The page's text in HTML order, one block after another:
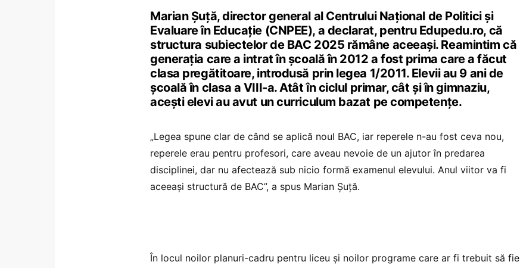
Marian Șuță, director general al Centrului Național de Politici și
Evaluare în Educație (CNPEE), a declarat, pentru Edupedu.ro, că
structura subiectelor de BAC 2025 rămâne aceeași. Reamintim că
generația care a intrat în școală în 2012 a fost prima care a făcut
clasa pregătitoare, introdusă prin legea 1/2011. Elevii au 9 ani de
școală în clasa a VIII-a. Atât în ciclul primar, cât și în gimnaziu,
acești elevi au avut un curriculum bazat pe competențe.
„Legea spune clar de când se aplică noul BAC, iar reperele n-au fost ceva nou,
reperele erau pentru profesori, care aveau nevoie de un ajutor în predarea
disciplinei, dar nu afectează sub nicio formă examenul elevului. Anul viitor va fi
aceeași structură de BAC”, a spus Marian Șuță.
În locul noilor planuri-cadru pentru liceu și noilor programe care ar fi trebuit să fie